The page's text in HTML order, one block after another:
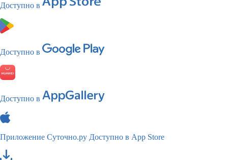
Доступно в
Доступно в
Доступно в
Приложение Суточно.ру Доступно в App Store